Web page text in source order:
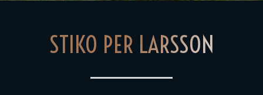
STIKO PER LARSSON